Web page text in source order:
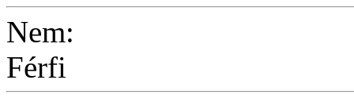
Nem:
Férfi